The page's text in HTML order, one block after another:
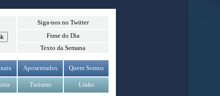
Siga-nos no Twitter
Frase do Dia
Texto da Semana
Aposentados Quem Somos
Turismo Links